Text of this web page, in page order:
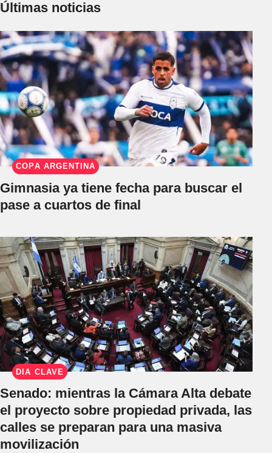
Últimas noticias
COPA ARGENTINA
Gimnasia ya tiene fecha para buscar el
pase a cuartos de final
DÍA CLAVE
Senado: mientras la Cámara Alta debate
el proyecto sobre propiedad privada, las
calles se preparan para una masiva
movilización